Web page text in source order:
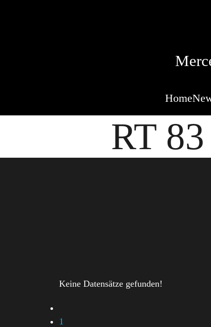
Home
RT
Keine Datensätze gefunden!
1